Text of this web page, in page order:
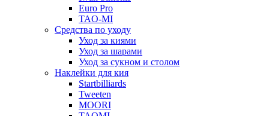
Euro Pro
TAO-MI
Средства по уходу
Уход за киями
Уход за шарами
Уход за сукном и столом
Наклейки для кия
Startbilliards
Tweeten
MOORI